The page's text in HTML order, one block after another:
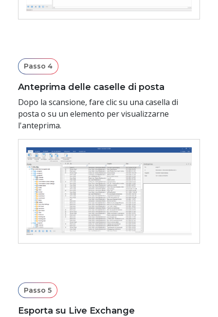
Passo 4
Anteprima delle caselle di posta
Dopo la scansione, fare clic su una casella di
posta o su un elemento per visualizzarne
l'anteprima.
Passo 5
Esporta su Live Exchange